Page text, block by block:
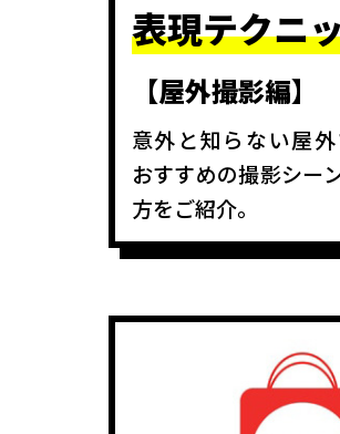
表現テクニ
【屋外撮影編】
意外と知らない屋外
おすすめの撮影シー
方をご紹介。